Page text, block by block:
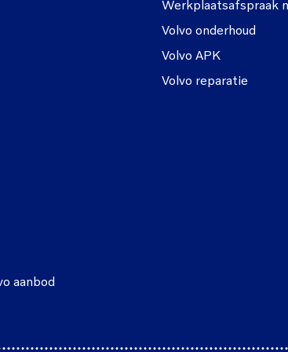
aanbod
Werkplaatsafspraak
Volvo onderhoud
Volvo APK
Volvo reparatie